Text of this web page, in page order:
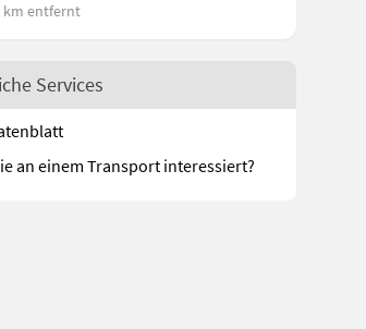
km entfernt
Services
an einem Transport interessiert?